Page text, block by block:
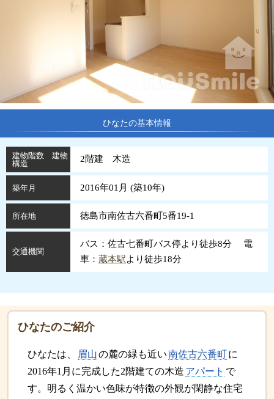
ひなたの基本情報
建物階数 建物
構造
2階建 木造
築年月 2016年01月 (築10年)
所在地 徳島市南佐古六番町5番19-1
交通機関
バス：佐古七番町バス停より徒歩8分 電
車： 蔵本駅より徒歩18分
ひなたのご紹介
ひなたは、 眉山の麓の緑も近い南佐古六番町に
2016年1月に完成した2階建ての木造 アパート で
す。明るく温かい色味が特徴の外観が閑静な住宅